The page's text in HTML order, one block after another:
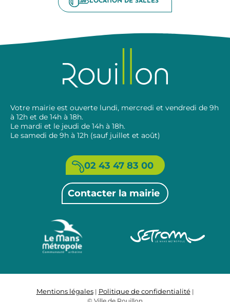
Votre mairie est ouverte lundi, mercredi et vendredi de 9h
à 12h et de 14h à 18h.
Le mardi et le jeudi de 14h à 18h.
Le samedi de 9h à 12h (sauf juillet et août)
02 43 47 83 00
Contacter la mairie
Mentions légales| Politique de confidentialité|